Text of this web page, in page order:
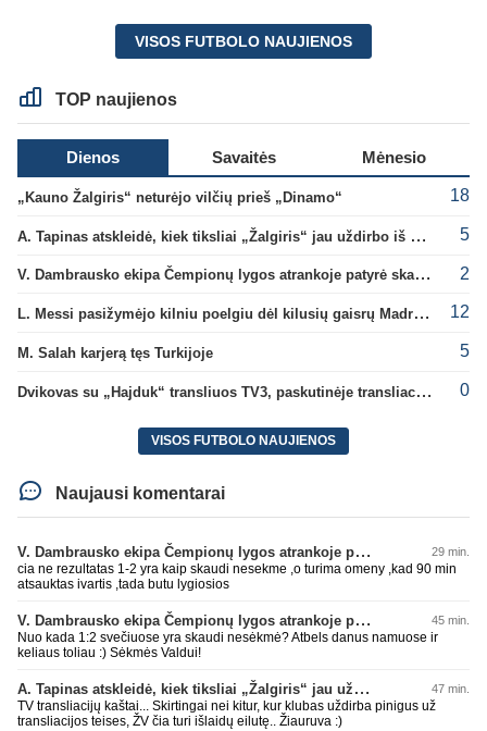
VISOS FUTBOLO NAUJIENOS
TOP naujienos
Dienos Savaitės Mėnesio
„Kauno Žalgiris“ neturėjo vilčių prieš „Dinamo“ 18
A. Tapinas atskleidė, kiek tiksliai „Žalgiris“ jau uždirbo iš UEFA premijų 5
V. Dambrausko ekipa Čempionų lygos atrankoje patyrė skaudžią nesėkmę 2
L. Messi pasižymėjo kilniu poelgiu dėl kilusių gaisrų Madride 12
M. Salah karjerą tęs Turkijoje 5
Dvikovas su „Hajduk“ transliuos TV3, paskutinėje transliacijoje – nauji rekordai 0
VISOS FUTBOLO NAUJIENOS
Naujausi komentarai
V. Dambrausko ekipa Čempionų lygos atrankoje patyrė skaudžią nesėkmę 29 min.
cia ne rezultatas 1-2 yra kaip skaudi nesekme ,o turima omeny ,kad 90 min
atsauktas ivartis ,tada butu lygiosios
V. Dambrausko ekipa Čempionų lygos atrankoje patyrė skaudžią nesėkmę 45 min.
Nuo kada 1:2 svečiuose yra skaudi nesėkmė? Atbels danus namuose ir
keliaus toliau :) Sėkmės Valdui!
A. Tapinas atskleidė, kiek tiksliai „Žalgiris“ jau uždirbo iš UEFA premijų 47 min.
TV transliacijų kaštai... Skirtingai nei kitur, kur klubas uždirba pinigus už
transliacijos teises, ŽV čia turi išlaidų eilutę.. Žiauruva :)